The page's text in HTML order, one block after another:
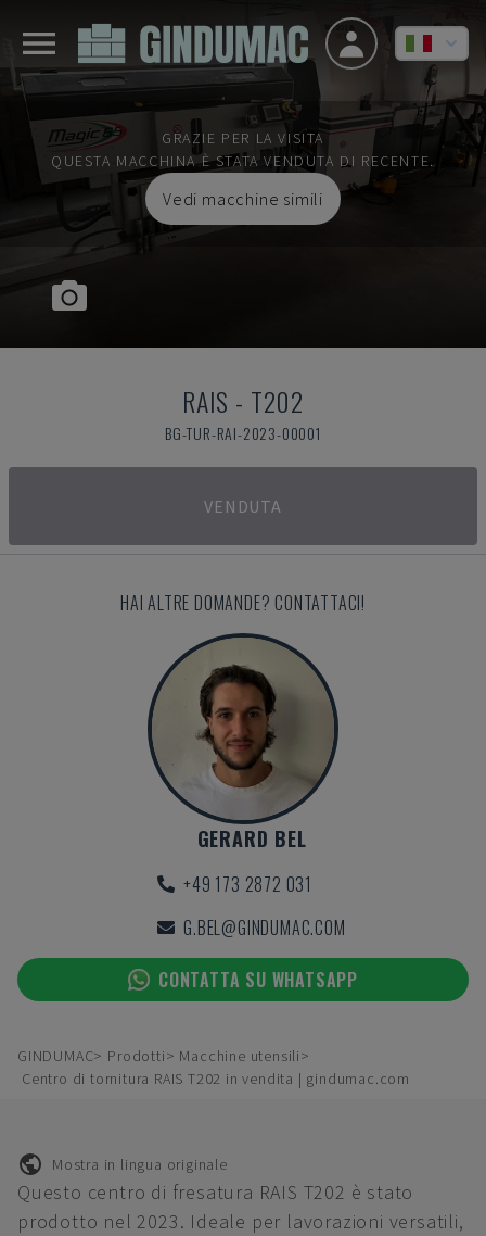
GRAZIE PER LA VISITA
QUESTA MACCHINA È STATA VENDUTA DI RECENTE.
Vedi macchine simili
RAIS - T202
BG-TUR-RAI-2023-00001
VENDUTA
HAI ALTRE DOMANDE? CONTATTACI!
GERARD BEL
+49 173 2872 031
G.BEL@GINDUMAC.COM
CONTATTA SU WHATSAPP
GINDUMAC Prodotti
Macchine utensili
Centro di tornitura RAIS T202 in vendita | gindumac.com
Mostra in lingua originale
Questo centro di fresatura RAIS T202 è stato
prodotto nel 2023. Ideale per lavorazioni versatili,